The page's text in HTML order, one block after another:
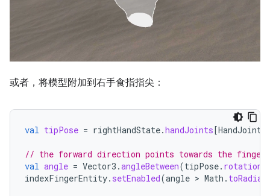
或者，将模型附加到右手食指指尖：
val tipPose = rightHandState.handJoints [
// the forward direction points towards the
val angle = Vector3 .angleBetween(tipPose. rotation
indexFingerEntity. setEnabled(angle > Math .